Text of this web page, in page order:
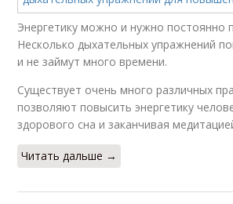
Энергетику можно и нужно постоянно
Несколько дыхательных упражнений
и не займут много времени.
Существует очень много различных
позволяют повысить энергетику
здорового сна и заканчивая
Читать дальше →